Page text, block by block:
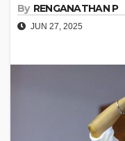
By RENGANATHAN P
JUN 27, 2025